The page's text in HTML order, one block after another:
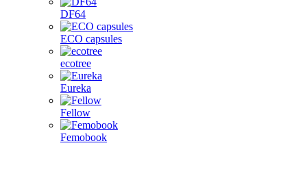
DF64
ECO capsules
ecotree
Eureka
Fellow
Femobook